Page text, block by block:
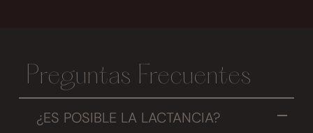
Preguntas Frecuentes
¿ES POSIBLE LA LACTANCIA?